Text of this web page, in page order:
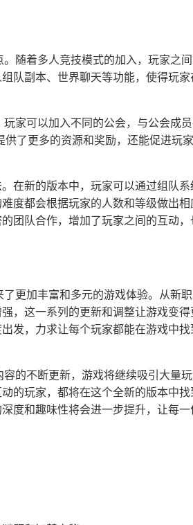
随着多人竞技模式的加入，玩家之
队副本、世界聊天等功能，使得玩
家可以加入不同的公会，与公会成
了更多的资源和奖励，还能促进玩
在新的版本中，玩家可以通过组队
度都会根据玩家的人数和等级做出相
团队合作，增加了玩家之间的互动
更加丰富和多元的游戏体验。从新
，这一系列的更新和调整让游戏变
发，力求让每个玩家都能在游戏中找
的不断更新，游戏将继续吸引大量
的玩家，都将在这个全新的版本中找
度和趣味性将会进一步提升，让每